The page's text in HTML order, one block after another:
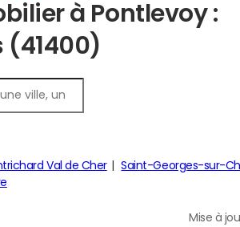
à Pontlevoy :
(41400)
Val de Cher
Saint-Georges-sur-
Mise à